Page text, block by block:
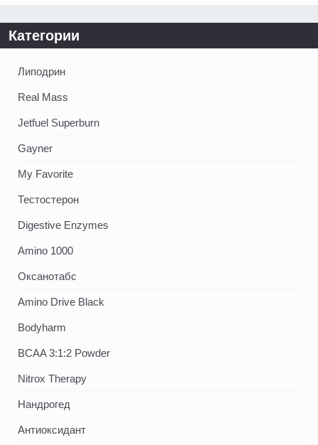
Категории
Липодрин
Real Mass
Jetfuel Superburn
Gayner
My Favorite
Тестостерон
Digestive Enzymes
Amino 1000
Оксанотабс
Amino Drive Black
Bodyharm
BCAA 3:1:2 Powder
Nitrox Therapy
Нандрогед
Антиоксидант